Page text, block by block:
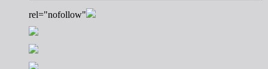
rel="nofollow"